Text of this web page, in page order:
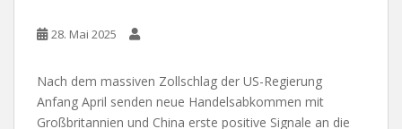
28. Mai 2025
Nach dem massiven Zollschlag der US-Regierung
Anfang April senden neue Handelsabkommen mit
Großbritannien und China erste positive Signale an die